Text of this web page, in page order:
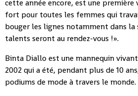
cette année encore, est une
fort pour toutes les femmes qui
bouger les lignes notamment dans la
talents seront au rendez-vous !».
Binta Diallo est une mannequin
2002 qui a été, pendant plus de 10
podiums de mode à travers le monde.